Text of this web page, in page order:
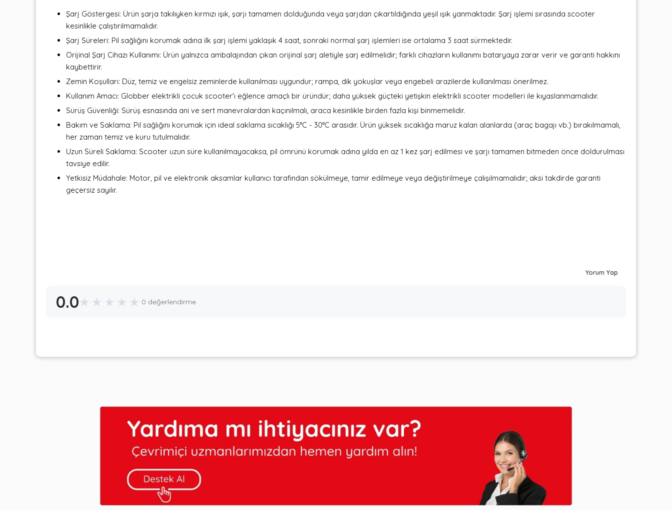
Şarj Göstergesi: Ürün şarja takılıyken kırmızı ışık, şarjı tamamen dolduğunda veya şarjdan çıkartıldığında yeşil ışık yanmaktadır. Şarj işlemi sırasında scooter
kesinlikle çalıştırılmamalıdır.
Şarj Süreleri: Pil sağlığını korumak adına ilk şarj işlemi yaklaşık 4 saat, sonraki normal şarj işlemleri ise ortalama 3 saat sürmektedir.
Orijinal Şarj Cihazı Kullanımı: Ürün yalnızca ambalajından çıkan orijinal şarj aletiyle şarj edilmelidir; farklı cihazların kullanımı bataryaya zarar verir ve garanti hakkını
kaybettirir.
Zemin Koşulları: Düz, temiz ve engelsiz zeminlerde kullanılması uygundur; rampa, dik yokuşlar veya engebeli arazilerde kullanılması önerilmez.
Kullanım Amacı: Globber elektrikli çocuk scooter'ı eğlence amaçlı bir üründür; daha yüksek güçteki yetişkin elektrikli scooter modelleri ile kıyaslanmamalıdır.
Sürüş Güvenliği: Sürüş esnasında ani ve sert manevralardan kaçınılmalı, araca kesinlikle birden fazla kişi binmemelidir.
Bakım ve Saklama: Pil sağlığını korumak için ideal saklama sıcaklığı 5°C - 30°C arasıdır. Ürün yüksek sıcaklığa maruz kalan alanlarda (araç bagajı vb.) bırakılmamalı,
her zaman temiz ve kuru tutulmalıdır.
Uzun Süreli Saklama: Scooter uzun süre kullanılmayacaksa, pil ömrünü korumak adına yılda en az 1 kez şarj edilmesi ve şarjı tamamen bitmeden önce doldurulması
tavsiye edilir.
Yetkisiz Müdahale: Motor, pil ve elektronik aksamlar kullanıcı tarafından sökülmeye, tamir edilmeye veya değiştirilmeye çalışılmamalıdır; aksi takdirde garanti
geçersiz sayılır.
Yorum Yap
0.0★ ★ ★ ★ ★ 0 değerlendirme